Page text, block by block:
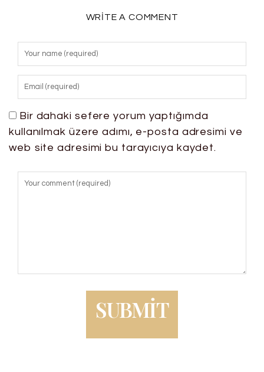
WRITE A COMMENT
Bir dahaki sefere yorum yaptığımda
kullanılmak üzere adımı, e-posta adresimi ve
web site adresimi bu tarayıcıya kaydet.